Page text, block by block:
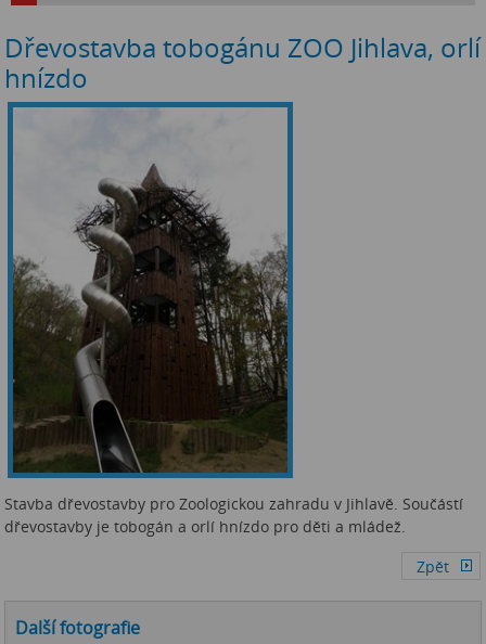
Dřevostavba tobogánu ZOO Jihlava, orlí
hnízdo
Stavba dřevostavby pro Zoologickou zahradu v Jihlavě. Součástí
dřevostavby je tobogán a orlí hnízdo pro děti a mládež.
Další fotografie